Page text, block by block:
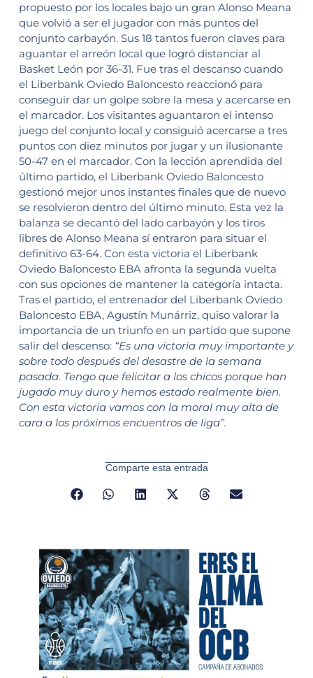
propuesto por los locales bajo un gran Alonso Meana
que volvió a ser el jugador con más puntos del
conjunto carbayón. Sus 18 tantos fueron claves para
aguantar el arreón local que logró distanciar al
Basket León por 36-31. Fue tras el descanso cuando
el Liberbank Oviedo Baloncesto reaccionó para
conseguir dar un golpe sobre la mesa y acercarse en
el marcador. Los visitantes aguantaron el intenso
juego del conjunto local y consiguió acercarse a tres
puntos con diez minutos por jugar y un ilusionante
50-47 en el marcador. Con la lección aprendida del
último partido, el Liberbank Oviedo Baloncesto
gestionó mejor unos instantes finales que de nuevo
se resolvieron dentro del último minuto. Esta vez la
balanza se decantó del lado carbayón y los tiros
libres de Alonso Meana sí entraron para situar el
definitivo 63-64. Con esta victoria el Liberbank
Oviedo Baloncesto EBA afronta la segunda vuelta
con sus opciones de mantener la categoría intacta.
Tras el partido, el entrenador del Liberbank Oviedo
Baloncesto EBA, Agustín Munárriz, quiso valorar la
importancia de un triunfo en un partido que supone
salir del descenso: “Es una victoria muy importante y
sobre todo después del desastre de la semana
pasada. Tengo que felicitar a los chicos porque han
jugado muy duro y hemos estado realmente bien.
Con esta victoria vamos con la moral muy alta de
cara a los próximos encuentros de liga”.
Comparte esta entrada